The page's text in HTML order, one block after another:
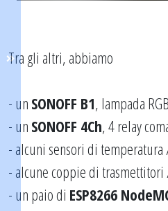
Tra gli altri, abbiamo
- un SONOFF B1, lampada
- un SONOFF 4Ch, 4 relay
- alcuni sensori di
- alcune coppie di
- un paio di ESP8266